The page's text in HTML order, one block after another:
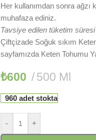
Her kullanımdan sonra ağzı
muhafaza ediniz.
Tavsiye edilen tüketim süresi
Çiftçizade Soğuk sıkım
sayfamızda Keten Tohumu
₺600 500 Ml
960 adet stokta
- +